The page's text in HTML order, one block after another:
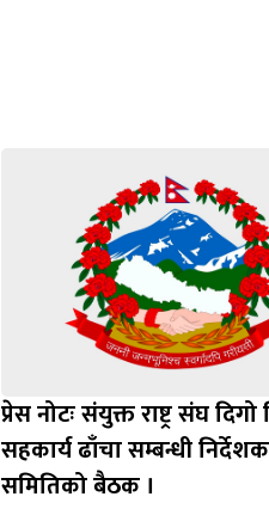
प्रेस नोटः संयुक्त राष्ट्र संघ
सहकार्य ढाँचा सम्बन्धी निर्देशक
समितिको बैठक ।